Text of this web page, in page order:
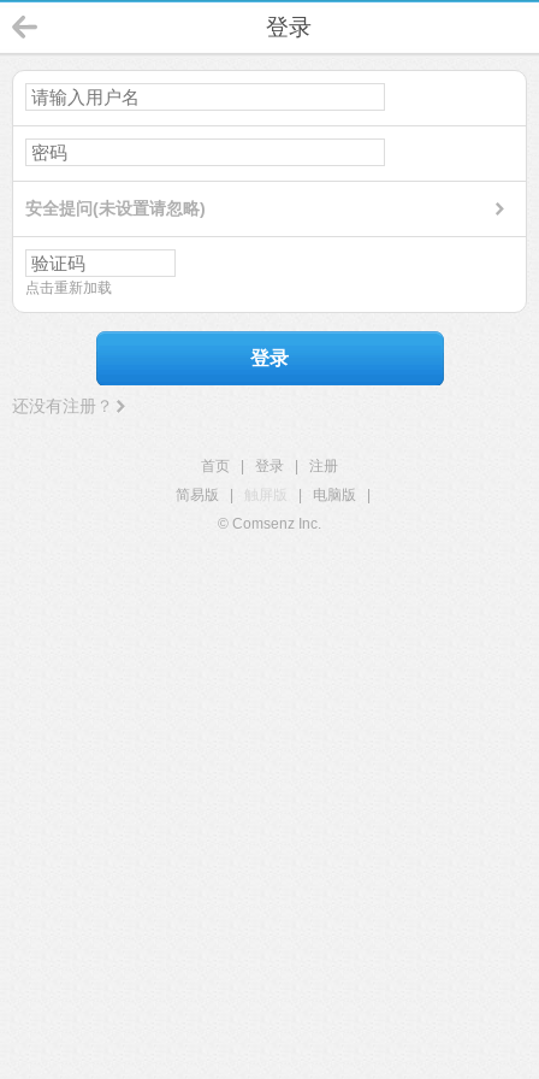
登录
安全提问(未设置请忽略)
点击重新加载
登录
还没有注册？
首页 登录
注册
简易版
触屏版 电脑版
© Comsenz Inc.